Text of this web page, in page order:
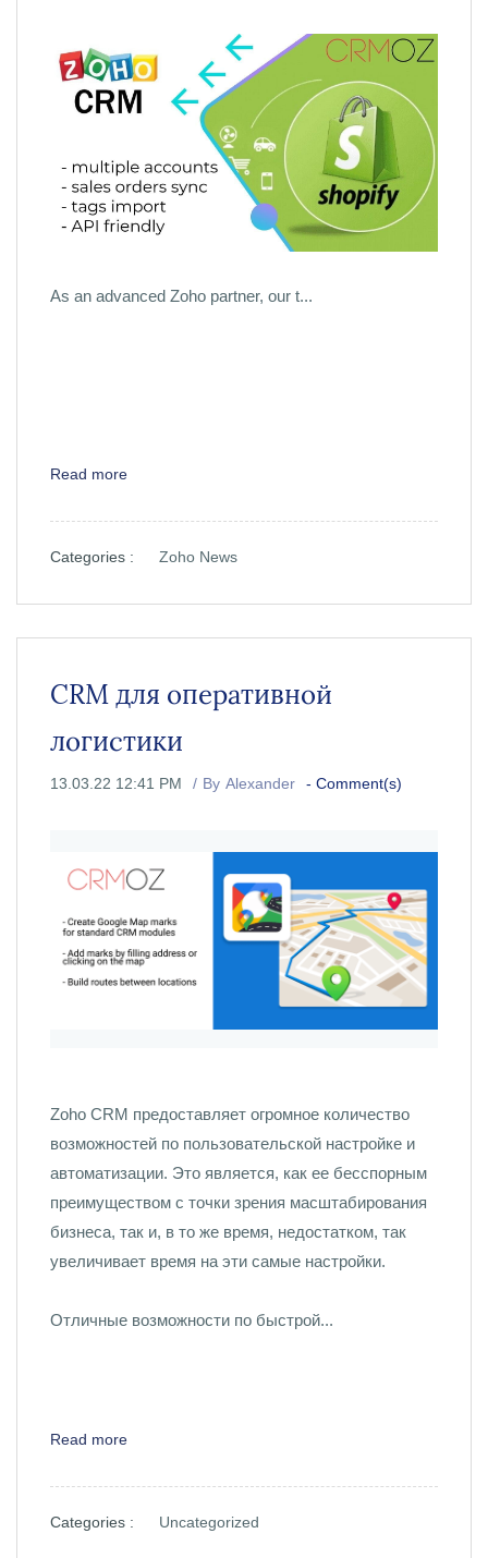
As an advanced Zoho partner, our t...
Read more
Categories : Zoho News
CRM для оперативной
логистики
13.03.22 12:41 PM By Alexander - Comment(s)
Zoho CRM предоставляет огромное количество
возможностей по пользовательской настройке и
автоматизации. Это является, как ее бесспорным
преимуществом с точки зрения масштабирования
бизнеса, так и, в то же время, недостатком, так
увеличивает время на эти самые настройки.
Отличные возможности по быстрой...
Read more
Categories : Uncategorized